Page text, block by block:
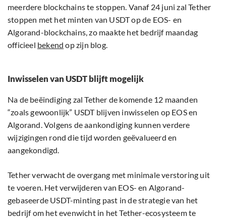
meerdere blockchains te stoppen. Vanaf 24 juni zal Tether
stoppen met het minten van USDT op de EOS- en
Algorand-blockchains, zo maakte het bedrijf maandag
officieel bekend op zijn blog.
Inwisselen van USDT blijft mogelijk
Na de beëindiging zal Tether de komende 12 maanden
“zoals gewoonlijk” USDT blijven inwisselen op EOS en
Algorand. Volgens de aankondiging kunnen verdere
wijzigingen rond die tijd worden geëvalueerd en
aangekondigd.
Tether verwacht de overgang met minimale verstoring uit
te voeren. Het verwijderen van EOS- en Algorand-
gebaseerde USDT-minting past in de strategie van het
bedrijf om het evenwicht in het Tether-ecosysteem te